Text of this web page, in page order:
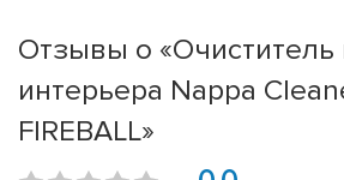
Отзывы о «Очиститель
интерьера Nappa
FIREBALL»